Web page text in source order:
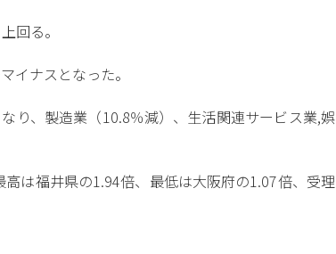
回る。
イナスとなった。
り、製造業（10.8％減）、生活関連サービス業,娯
は福井県の1.94倍、最低は大阪府の1.07倍、受理